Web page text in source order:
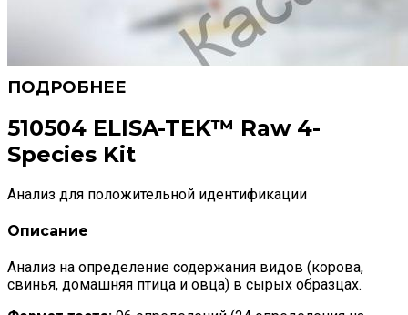
510504 ELISA-TEK™ Raw 4-
Species Kit
Анализ для положительной идентификации
Описание
Анализ на определение содержания видов (корова,
свинья, домашняя птица и овца) в сырых образцах.